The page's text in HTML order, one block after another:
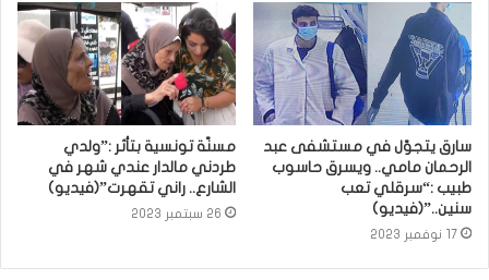
سارق يتجوّل في مستشفى عبد
الرحمان مامي.. ويسرق حاسوب
طبيب :“سرقلي تعب
سنين..”(فيديو)
17 نوفمبر 2023
مسنّة تونسية بتأثر :”ولدي
طردني مالدار عندي شهر في
الشارع.. راني تقهرت”(فيديو)
26 سبتمبر 2023